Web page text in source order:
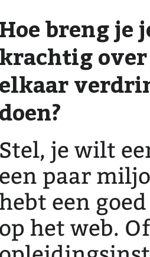
Hoe breng je
krachtig over
elkaar
doen?
Stel, je wilt
een paar
hebt een
op het web.